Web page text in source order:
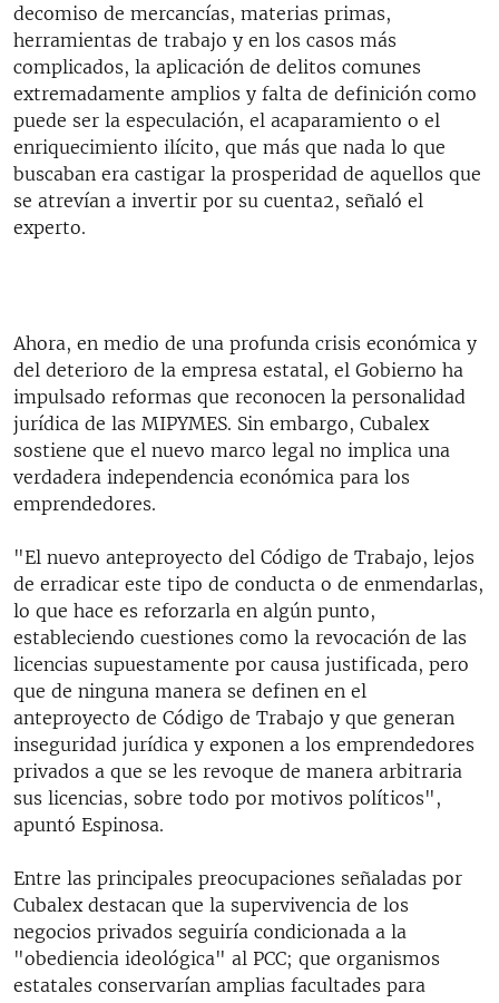
decomiso de mercancías, materias primas,
herramientas de trabajo y en los casos más
complicados, la aplicación de delitos comunes
extremadamente amplios y falta de definición como
puede ser la especulación, el acaparamiento o el
enriquecimiento ilícito, que más que nada lo que
buscaban era castigar la prosperidad de aquellos que
se atrevían a invertir por su cuenta2, señaló el
experto.
Ahora, en medio de una profunda crisis económica y
del deterioro de la empresa estatal, el Gobierno ha
impulsado reformas que reconocen la personalidad
jurídica de las MIPYMES. Sin embargo, Cubalex
sostiene que el nuevo marco legal no implica una
verdadera independencia económica para los
emprendedores.
"El nuevo anteproyecto del Código de Trabajo, lejos
de erradicar este tipo de conducta o de enmendarlas,
lo que hace es reforzarla en algún punto,
estableciendo cuestiones como la revocación de las
licencias supuestamente por causa justificada, pero
que de ninguna manera se definen en el
anteproyecto de Código de Trabajo y que generan
inseguridad jurídica y exponen a los emprendedores
privados a que se les revoque de manera arbitraria
sus licencias, sobre todo por motivos políticos",
apuntó Espinosa.
Entre las principales preocupaciones señaladas por
Cubalex destacan que la supervivencia de los
negocios privados seguiría condicionada a la
"obediencia ideológica" al PCC; que organismos
estatales conservarían amplias facultades para